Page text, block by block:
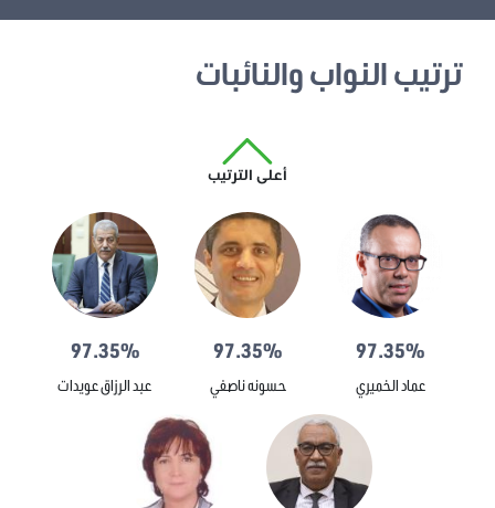
ترتيب النواب والنائبات
أعلى الترتيب
97.35%
عماد الخميري
97.35%
حسونه ناصفي
97.35%
عبد الرزاق عويدات